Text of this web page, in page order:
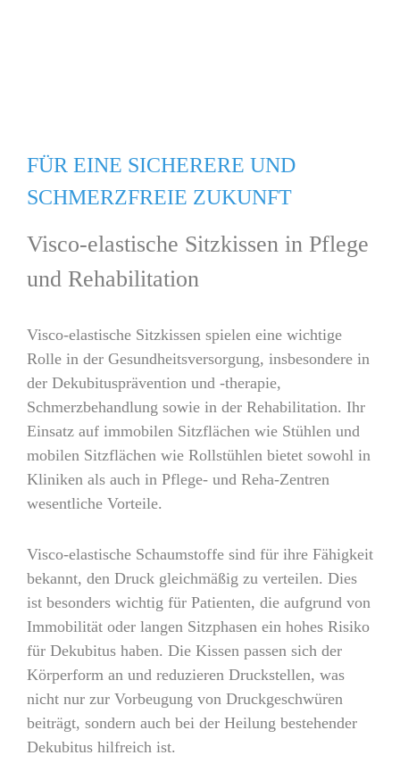
FÜR EINE SICHERERE UND
SCHMERZFREIE ZUKUNFT
Visco-elastische Sitzkissen in Pflege
und Rehabilitation
Visco-elastische Sitzkissen spielen eine wichtige
Rolle in der Gesundheitsversorgung, insbesondere in
der Dekubitusprävention und -therapie,
Schmerzbehandlung sowie in der Rehabilitation. Ihr
Einsatz auf immobilen Sitzflächen wie Stühlen und
mobilen Sitzflächen wie Rollstühlen bietet sowohl in
Kliniken als auch in Pflege- und Reha-Zentren
wesentliche Vorteile.
Visco-elastische Schaumstoffe sind für ihre Fähigkeit
bekannt, den Druck gleichmäßig zu verteilen. Dies
ist besonders wichtig für Patienten, die aufgrund von
Immobilität oder langen Sitzphasen ein hohes Risiko
für Dekubitus haben. Die Kissen passen sich der
Körperform an und reduzieren Druckstellen, was
nicht nur zur Vorbeugung von Druckgeschwüren
beiträgt, sondern auch bei der Heilung bestehender
Dekubitus hilfreich ist.